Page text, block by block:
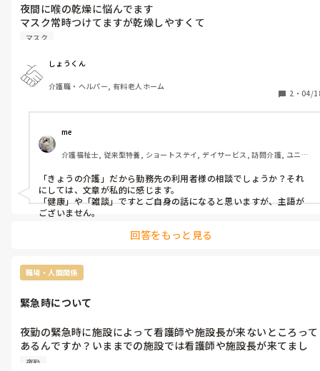
夜間に喉の乾燥に悩んでます
マスク常時つけてますが乾燥しやすくて
何かいい方法ありますか？
マスク
しょうくん
介護職・ヘルパー, 有料老人ホーム
2 ・ 04/
me
介護福祉士, 従来型特養, ショートステイ, デイサービス, 訪問介護, ユニッ
「きょうの介護」だから勤務先の利用者様の相談でしょうか？それ
にしては、文章が私的に感じます。
「健康」や「雑談」ですとご自身の話になると思いますが、主語が
ございません。
回答をもっと見る
職場・人間関係
緊急時について
夜勤の緊急時に施設によって看護師や施設長が来ないところって
あるんですか？いままでの施設では看護師や施設長が来てまし
た。オンコールで指示もらってその指示に従って行うのが基本、
夜勤